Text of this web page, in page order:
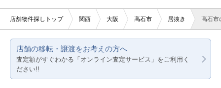
大阪市都島区
大阪市此花区
大阪市西区
京都
大阪
兵庫
店舗物件探しトップ 関西 大阪 高石市 居抜き 高石市
店舗の移転・譲渡をお考えの方へ
査定額がすぐわかる「オンライン査定サービス」をご利用く
ださい!!